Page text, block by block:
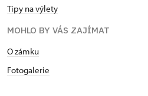
Tipy na výlety
MOHLO BY VÁS ZAJÍMAT
O zámku
Fotogalerie